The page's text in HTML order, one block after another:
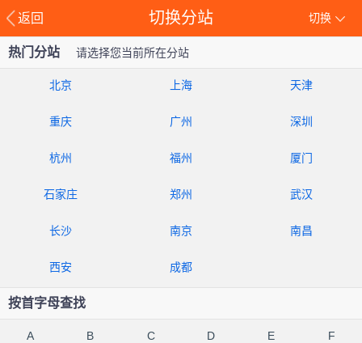
返回 切换
切换分站
热门分站 请选择您当前所在分站
北京 上海 天津
重庆 广州 深圳
杭州 福州 厦门
石家庄 郑州 武汉
长沙 南京 南昌
西安 成都
按首字母查找
A B C D E F